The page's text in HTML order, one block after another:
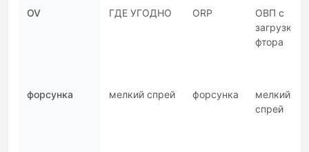
OV ГДЕ УГОДНО ORP
ОВП с
загрузкой
фтора
форсунка мелкий спрей форсунка
мелкий
спрей